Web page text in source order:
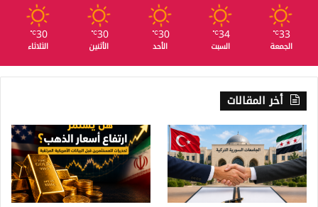
33
℃
الجمعة
34
℃
السبت
30
℃
الأحد
30
℃
الأثنين
30
℃
الثلاثاء
أخر المقالات